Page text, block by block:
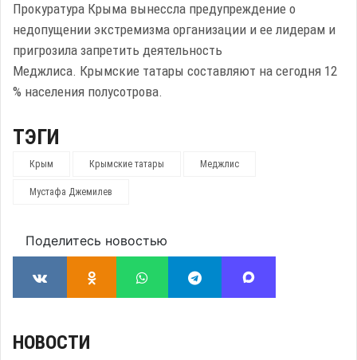
Прокуратура Крыма вынессла предупреждение о
недопущении экстремизма организации и ее лидерам и
пригрозила запретить деятельность
Меджлиса. Крымские татары составляют на сегодня 12
% населения полусотрова.
ТЭГИ
Крым Крымские татары Меджлис
Мустафа Джемилев
Поделитесь новостью
НОВОСТИ